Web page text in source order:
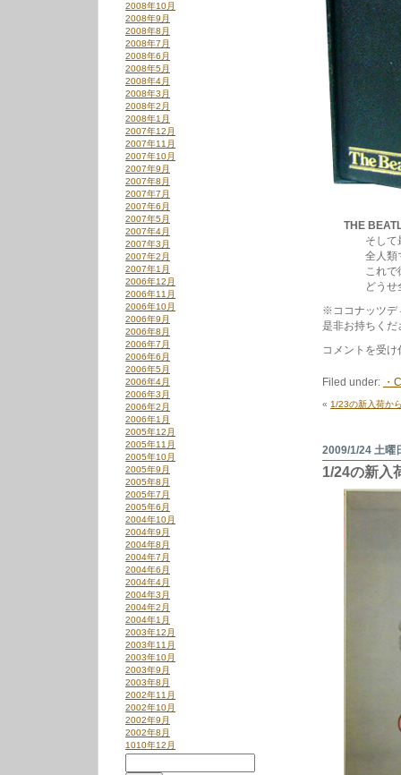
THE
そして最後
全人類マス
これで彼ら
どうせ全部
※ココナッツデ
是非お持ちくだ
CD
ク
特
集
は
コメントを受
Filed under: ・
« 1/23の新入荷か
2009/1/24 土曜
1/24の新入
2008年10月
2008年9月
2008年8月
2008年7月
2008年6月
2008年5月
2008年4月
2008年3月
2008年2月
2008年1月
2007年12月
2007年11月
2007年10月
2007年9月
2007年8月
2007年7月
2007年6月
2007年5月
2007年4月
2007年3月
2007年2月
2007年1月
2006年12月
2006年11月
2006年10月
2006年9月
2006年8月
2006年7月
2006年6月
2006年5月
2006年4月
2006年3月
2006年2月
2006年1月
2005年12月
2005年11月
2005年10月
2005年9月
2005年8月
2005年7月
2005年6月
2004年10月
2004年9月
2004年8月
2004年7月
2004年6月
2004年4月
2004年3月
2004年2月
2004年1月
2003年12月
2003年11月
2003年10月
2003年9月
2003年8月
2002年11月
2002年10月
2002年9月
2002年8月
1010年12月